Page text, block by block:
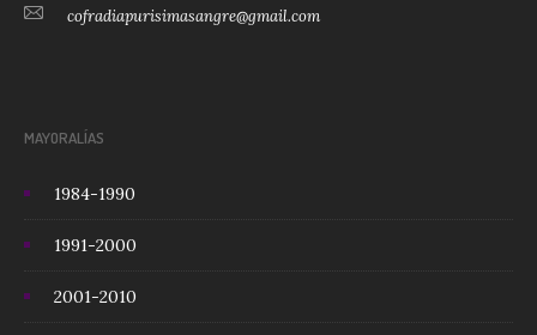
cofradiapurisimasangre@gmail.com
MAYORALÍAS
1984-1990
1991-2000
2001-2010